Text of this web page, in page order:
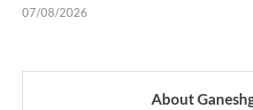
07/08/2026
About